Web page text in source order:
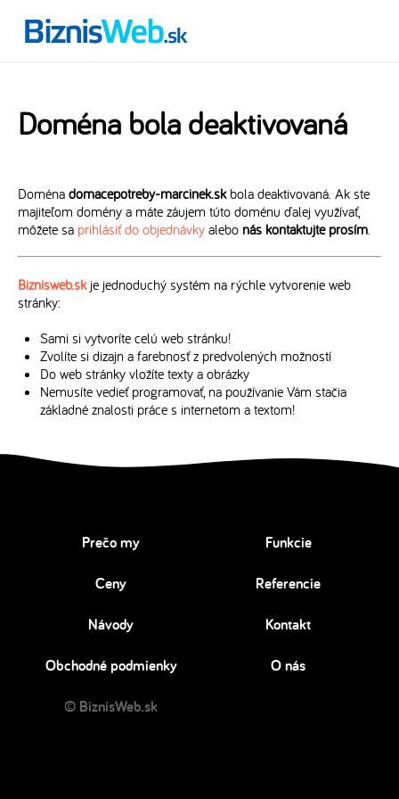
Doména bola deaktivovaná
Doména domacepotreby-marcinek.skbola deaktivovaná. Ak ste
majiteľom domény a máte záujem túto doménu ďalej využívať,
môžete sa prihlásiť do objednávky alebo nás kontaktujte prosím.
Biznisweb.skje jednoduchý systém na rýchle vytvorenie web
stránky:
Sami si vytvoríte celú web stránku!
Zvolíte si dizajn a farebnosť z predvolených možností
Do web stránky vložíte texty a obrázky
Nemusíte vedieť programovať, na používanie Vám stačia
základné znalosti práce s internetom a textom!
Prečo my Funkcie
Ceny Referencie
Návody Kontakt
Obchodné podmienky O nás
© BiznisWeb.sk